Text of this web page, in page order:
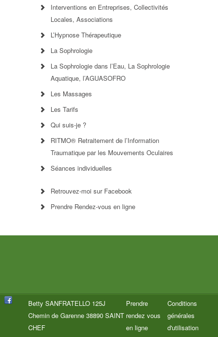
Interventions en Entreprises, Collectivités
Locales, Associations
L’Hypnose Thérapeutique
La Sophrologie
La Sophrologie dans l’Eau, La Sophrologie
Aquatique, l’AGUASOFRO
Les Massages
Les Tarifs
Qui suis-je ?
RITMO® Retraitement de l’Information
Traumatique par les Mouvements Oculaires
Séances individuelles
Retrouvez-moi sur Facebook
Prendre Rendez-vous en ligne
Betty SANFRATELLO 125J
Chemin de Garenne 38890 SAINT
CHEF
Prendre
rendez vous
en ligne
Conditions
générales
d'utilisation